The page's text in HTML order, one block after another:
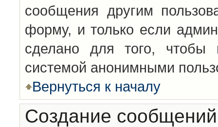
сообщения другим
форму, и только если
сделано для того, чтобы
системой анонимными
Вернуться к началу
Создание сообщений